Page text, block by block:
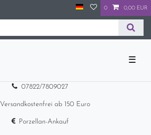
0 0,00 EUR
☰
07822/7809027
Versandkostenfrei ab 150 Euro
Porzellan-Ankauf